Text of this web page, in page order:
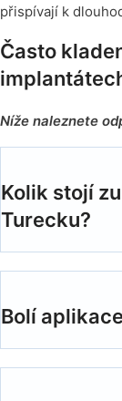
přispívají k
Často
Níže naleznete
Kolik stojí
Turecku?
Bolí